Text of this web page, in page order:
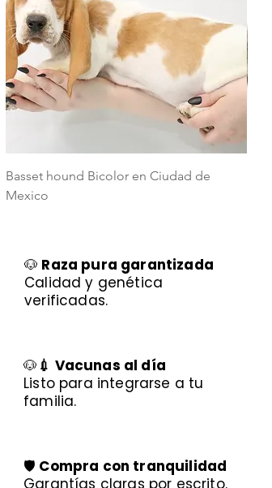
Basset hound Bicolor en Ciudad de
Mexico
🐶 Raza pura garantizada
Calidad y genética
verificadas.
🐶 💉 Vacunas al día
Listo para integrarse a tu
familia.
🛡️ Compra con tranquilidad
Garantías claras por escrito.